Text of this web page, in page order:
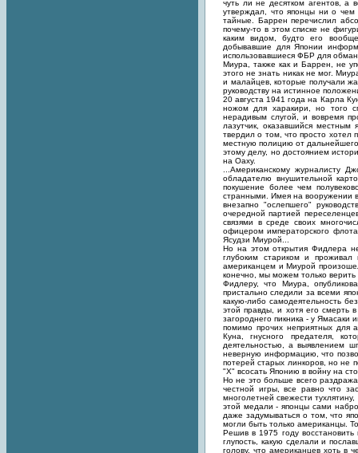
чуть ли не десятком агентов, а
утверждал, что японцы ни о чем
тайные. Баррен перечислил
почему-то в этом списке не
каким видом, будто его
добывавшие для Японии
использовавшиеся ФБР для
Миура, также как и Баррен, не
этого не знать никак не мог.
и малайцев, которые получали
руководству на истинное
20 августа 1941 года на Карла
ножом для харакири, но того
нерадивым слугой, и вовремя
лазутчик, оказавшийся
твердил о том, что просто хотел
местную полицию от дальнейшего
этому делу, но достоянием
на Оаху.
...Американскому журналисту
обладателю внушительной
покушение более чем
странными. Имея на вооружении
внезапно "ослепшего"
очередной партией
связями в среде своих
офицером императорского
Ясудзи Миурой...
Но на этом открытия Фидлера
глубоким стариком и
американцем и Миурой
конечно, мы можем только верить
Фидлеру, что Миура,
пристально следили за всеми
какую-либо самодеятельность
этой правды, и хотя его смерть
загороднего пикника - у Ямасаки
помимо прочих неприятных для
Куна, гнусного предателя,
деятельностью, а выявлением
неверную информацию, что
потерей старых линкоров, но не
"Х" всосать Японию в войну на
Но не это больше всего
честной игры, все равно что
многолетней свежести
этой медали - японцы сами
даже задумываться о том, что
могли быть только американцы.
Решив в 1975 году
глупость, какую сделали и
голову, что американцев хоть в